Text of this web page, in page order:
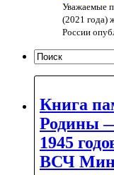
Уважаемые
(2021 года)
России
Книга
Родины
1945
ВСЧ